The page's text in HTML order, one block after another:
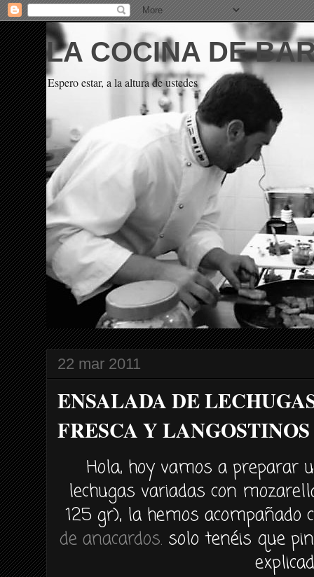
LA COCINA DE
Espero estar, a la altura de ustedes
22 mar 2011
ENSALADA DE
FRESCA Y LANGOSTINOS
Hola, hoy vamos a preparar
lechugas variadas con
125 gr), la hemos acompañado
de anacardos. solo tenéis que